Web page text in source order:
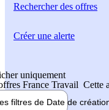
Rechercherdes offres
uniquement
France Travail Cette
filtres de Date de
Créer une alerte